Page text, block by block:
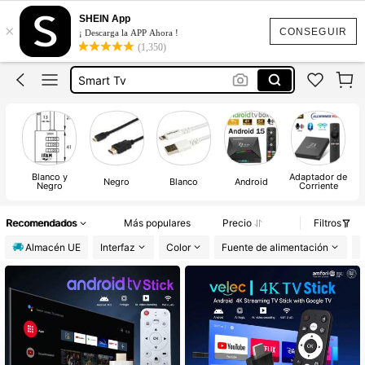
CONSEGUIR
×
SHEIN App
¡ Descarga la APP Ahora !
(1,350)
Fire Tv Stick
Tv Box Android
Smart Tv
Stick Tv Android
Fire Tv Stick
Blanco y
Negro Negro Blanco Android Adaptador de
Corriente
Recomendados Más populares Precio
Filtros
Almacén UE
Interfaz Color Fuente de alimentación